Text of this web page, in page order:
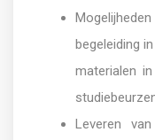
begeleiding
materialen
Leveren